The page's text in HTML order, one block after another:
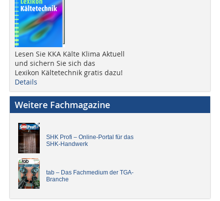
Lesen Sie KKA Kälte Klima Aktuell
und sichern Sie sich das
Lexikon Kältetechnik gratis dazu!
Details
Weitere Fachmagazine
SHK Profi – Online-Portal für das
SHK-Handwerk
tab – Das Fachmedium der TGA-
Branche